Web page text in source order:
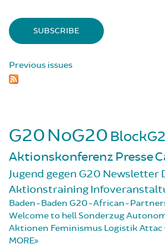
Previous issues
G20NoG20
Aktionskonferenz Presse
Jugend gegen G20 Newsletter
Aktionstraining
Baden-Baden G20-African-
Welcome to hellSonderzug
Aktionen Feminismus Logistik Attac
MORE